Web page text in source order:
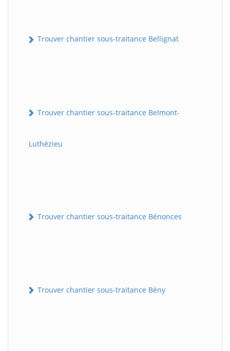
Trouver chantier sous-traitance Bellignat
Trouver chantier sous-traitance Belmont-
Luthézieu
Trouver chantier sous-traitance Bénonces
Trouver chantier sous-traitance Bény